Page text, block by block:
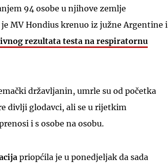
94 osobe u njihove zemlje
MV Hondius krenuo iz južne Argentine i
rezultata testa na respiratornu
državljanin, umrle su od početka
divlji glodavci, ali se u rijetkim
i s osobe na osobu.
priopćila je u ponedjeljak da sada